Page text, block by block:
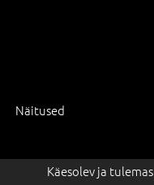
Näitused
Käesolev ja tulemas